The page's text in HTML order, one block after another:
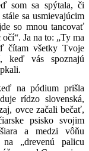
som sa spýtala, či
sa usmievajúcim
so mnou tancovať
Ja na to: „Ty ma
čítam všetky Tvoje
keď vás spoznajú
na pódium prišla
rídzo slovenská,
ovce začali bečať,
psisko svojim
a medzi vôňu
„drevenú palicu